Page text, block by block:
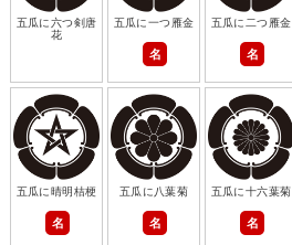
五瓜に六つ剣唐
花
五瓜に一つ雁金
名
五瓜に二つ雁金
名
五瓜に晴明桔梗
名
五瓜に八葉菊
名
五瓜に十六葉菊
名